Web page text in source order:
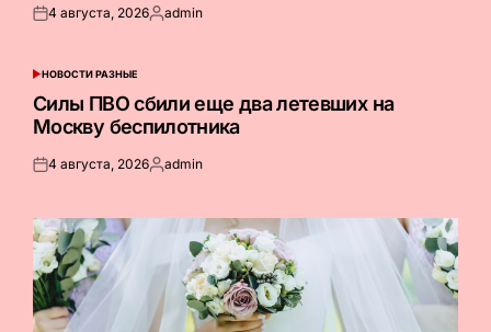
Опубликовано
4 августа, 2026Запись
admin
ОПУБЛИКОВАНО
НОВОСТИ РАЗНЫЕ
Силы ПВО сбили еще два летевших на
Москву беспилотника
Опубликовано
4 августа, 2026Запись
admin